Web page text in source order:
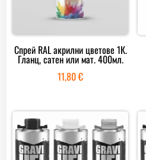
Спрей RAL акрилни цветове 1К.
Гланц, сатен или мат. 400мл.
11,80€